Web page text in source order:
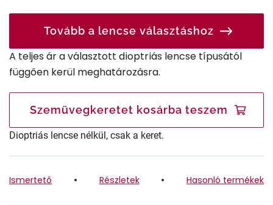
Tovább a lencse választáshoz
A teljes ár a választott dioptriás lencse típusától
függően kerül meghatározásra.
Szemüvegkeretet kosárba teszem
Dioptriás lencse nélkül, csak a keret.
Ismertető Részletek Hasonló termékek